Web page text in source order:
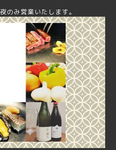
のみ営業いたします。